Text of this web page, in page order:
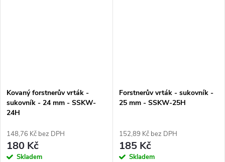
Kovaný forstnerův vrták -
sukovník - 24 mm - SSKW-
24H
148,76 Kč bez DPH
180 Kč
Skladem
Forstnerův vrták - sukovník -
25 mm - SSKW-25H
152,89 Kč bez DPH
185 Kč
Skladem